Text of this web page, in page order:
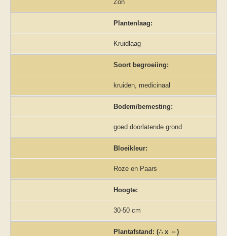
Zon
Plantenlaag:
Kruidlaag
Soort begroeiing:
kruiden, medicinaal
Bodem/bemesting:
goed doorlatende grond
Bloeikleur:
Roze en Paars
Hoogte:
30-50 cm
Plantafstand: (∴ x ⇔)